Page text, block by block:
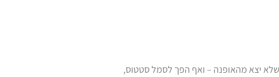
יצא מהאופנה – ואף הפך לסמל סטטוס,